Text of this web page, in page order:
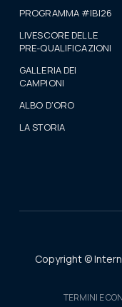
PROGRAMMA #IBI26
LIVESCORE DELLE
PRE-QUALIFICAZIONI
GALLERIA DEI
CAMPIONI
ALBO D'ORO
LA STORIA
Copyright ©
TERMINI E